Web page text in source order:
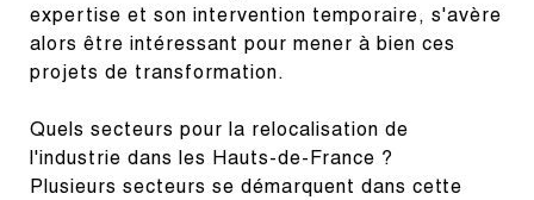
expertise et son intervention temporaire, s'avère
alors être intéressant pour mener à bien ces
projets de transformation.
Quels secteurs pour la relocalisation de
l'industrie dans les Hauts-de-France ?
Plusieurs secteurs se démarquent dans cette